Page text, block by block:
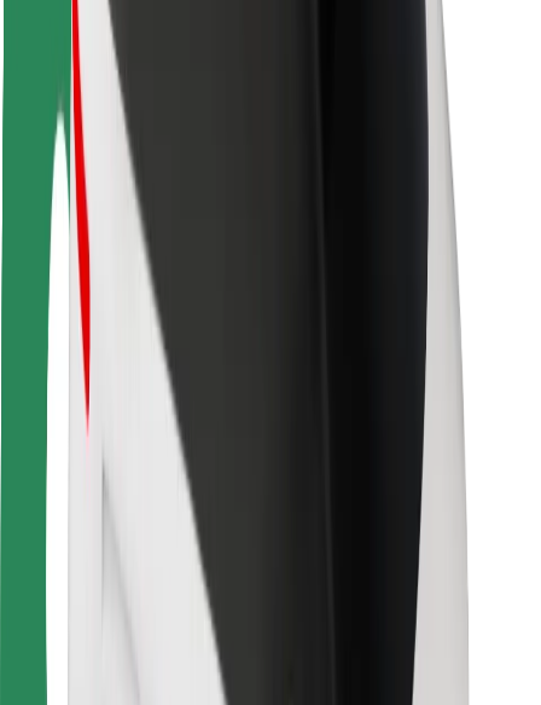
Seguridad para conductores
Seguridad para patinetes
Safety Lab
Ciudades
Dónde estamos
Soluciones para las ciudades
Aeropuertos
Estaciones de carga de Bolt
Soporte
Para usuarios
Para conductores
Para repartidores
Para propietarios de flota
Para restaurantes
Bolt para empresas